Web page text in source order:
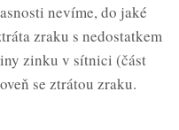
nevíme, do jaké
zraku s nedostatkem
zinku v sítnici (část
se ztrátou zraku.